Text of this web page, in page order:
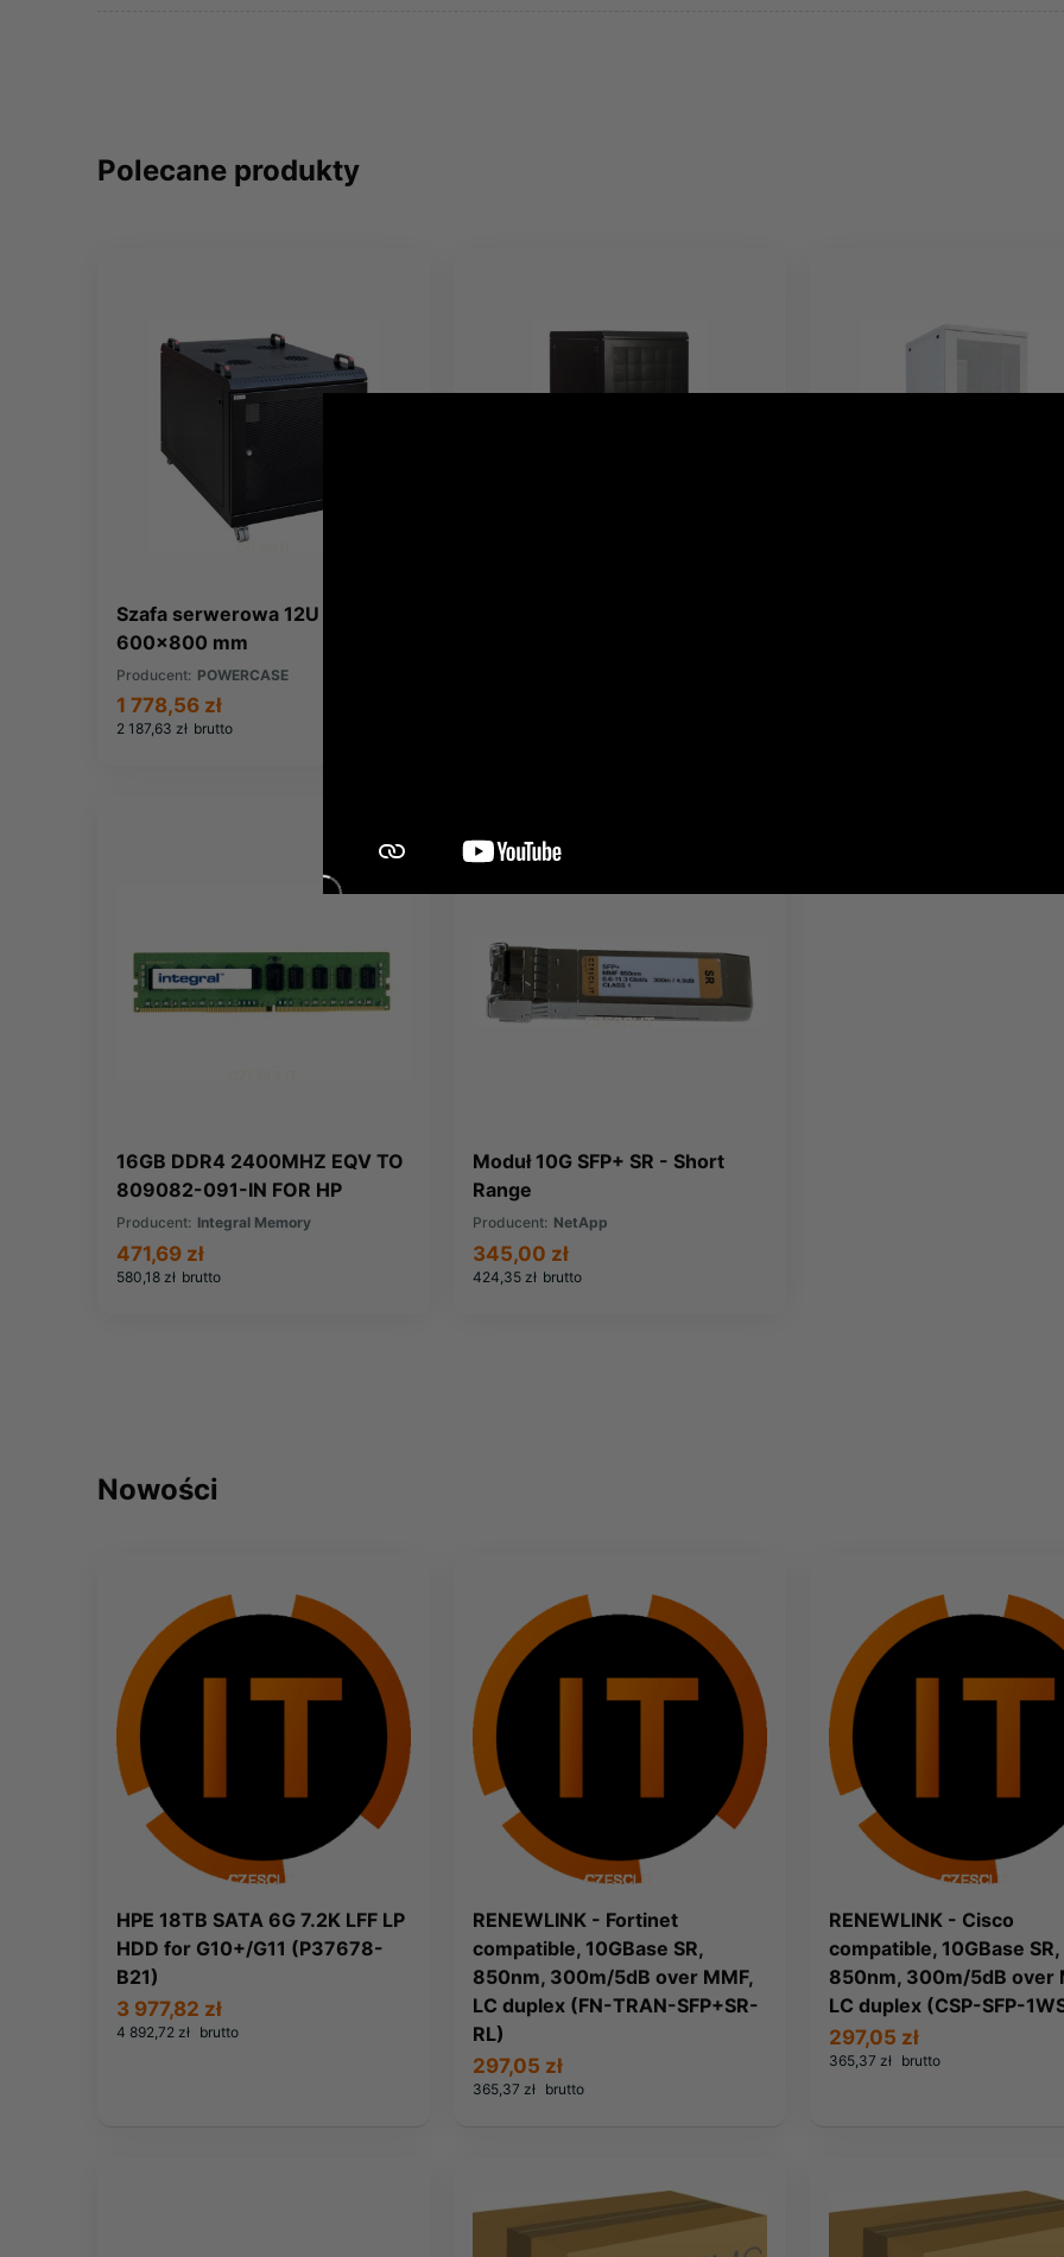
Polecane produkty
Szafa serwerowa 12U -
600x800 mm
Producent: POWERCASE
2 187,63 zł brutto
1 778,56 zł
16GB DDR4 2400MHZ EQV TO
809082-091-IN FOR HP
COMPAQ
Producent: Integral Memory
580,18 zł brutto
471,69 zł
Moduł 10G SFP+ SR - Short
Range
Producent: NetApp
424,35 zł brutto
345,00 zł
Nowości
HPE 18TB SATA 6G 7.2K LFF LP
HDD for G10+/G11 (P37678-
B21)
4 892,72 zł brutto
3 977,82 zł
RENEWLINK - Fortinet
compatible, 10GBase SR,
850nm, 300m/5dB over MMF,
LC duplex (FN-TRAN-SFP+SR-
RL)
365,37 zł brutto
297,05 zł
RENEWLINK - Cisco
compatible, 10GBase SR,
850nm, 300m/5dB over
LC duplex (CSP-SFP-
365,37 zł brutto
297,05 zł